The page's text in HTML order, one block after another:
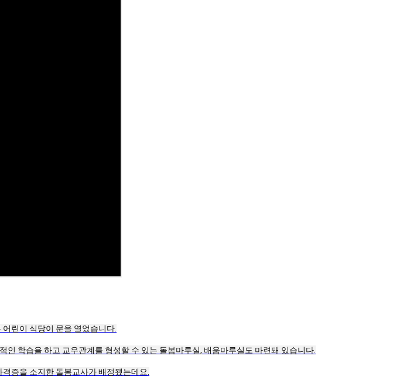
린이 식당이 문을 열었습니다.
학습을 하고 교우관계를 형성할 수 있는 돌봄마루실, 배움마루실도 마련돼 있습니다.
증을 소지한 돌봄교사가 배정됐는데요.